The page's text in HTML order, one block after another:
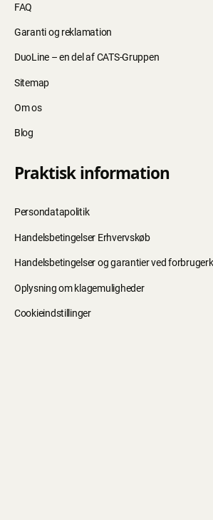
FAQ
Garanti og reklamation
DuoLine – en del af CATS-Gruppen
Sitemap
Om os
Blog
Praktisk information
Persondatapolitik
Handelsbetingelser Erhvervskøb
Handelsbetingelser og garantier ved
Oplysning om klagemuligheder
Cookieindstillinger